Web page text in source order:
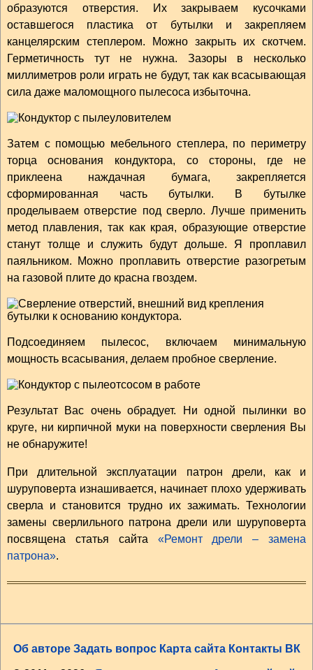
образуются отверстия. Их закрываем кусочками
оставшегося пластика от бутылки и закрепляем
канцелярским степлером. Можно закрыть их скотчем.
Герметичность тут не нужна. Зазоры в несколько
миллиметров роли играть не будут, так как всасывающая
сила даже маломощного пылесоса избыточна.
Затем с помощью мебельного степлера, по периметру
торца основания кондуктора, со стороны, где не
приклеена наждачная бумага, закрепляется
сформированная часть бутылки. В бутылке
проделываем отверстие под сверло. Лучше применить
метод плавления, так как края, образующие отверстие
станут толще и служить будут дольше. Я проплавил
паяльником. Можно проплавить отверстие разогретым
на газовой плите до красна гвоздем.
Подсоединяем пылесос, включаем минимальную
мощность всасывания, делаем пробное сверление.
Результат Вас очень обрадует. Ни одной пылинки во
круге, ни кирпичной муки на поверхности сверления Вы
не обнаружите!
При длительной эксплуатации патрон дрели, как и
шуруповерта изнашивается, начинает плохо удерживать
сверла и становится трудно их зажимать. Технологии
замены сверлильного патрона дрели или шуруповерта
посвящена статья сайта «Ремонт дрели – замена
патрона».
Об авторе Задать вопрос Карта сайта Контакты ВК